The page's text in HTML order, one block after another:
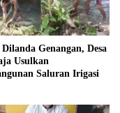
Genangan, Desa
Usulkan
Saluran Irigasi